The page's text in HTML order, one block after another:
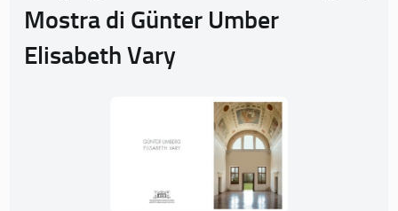
Mostra di Günter Umber
Elisabeth Vary